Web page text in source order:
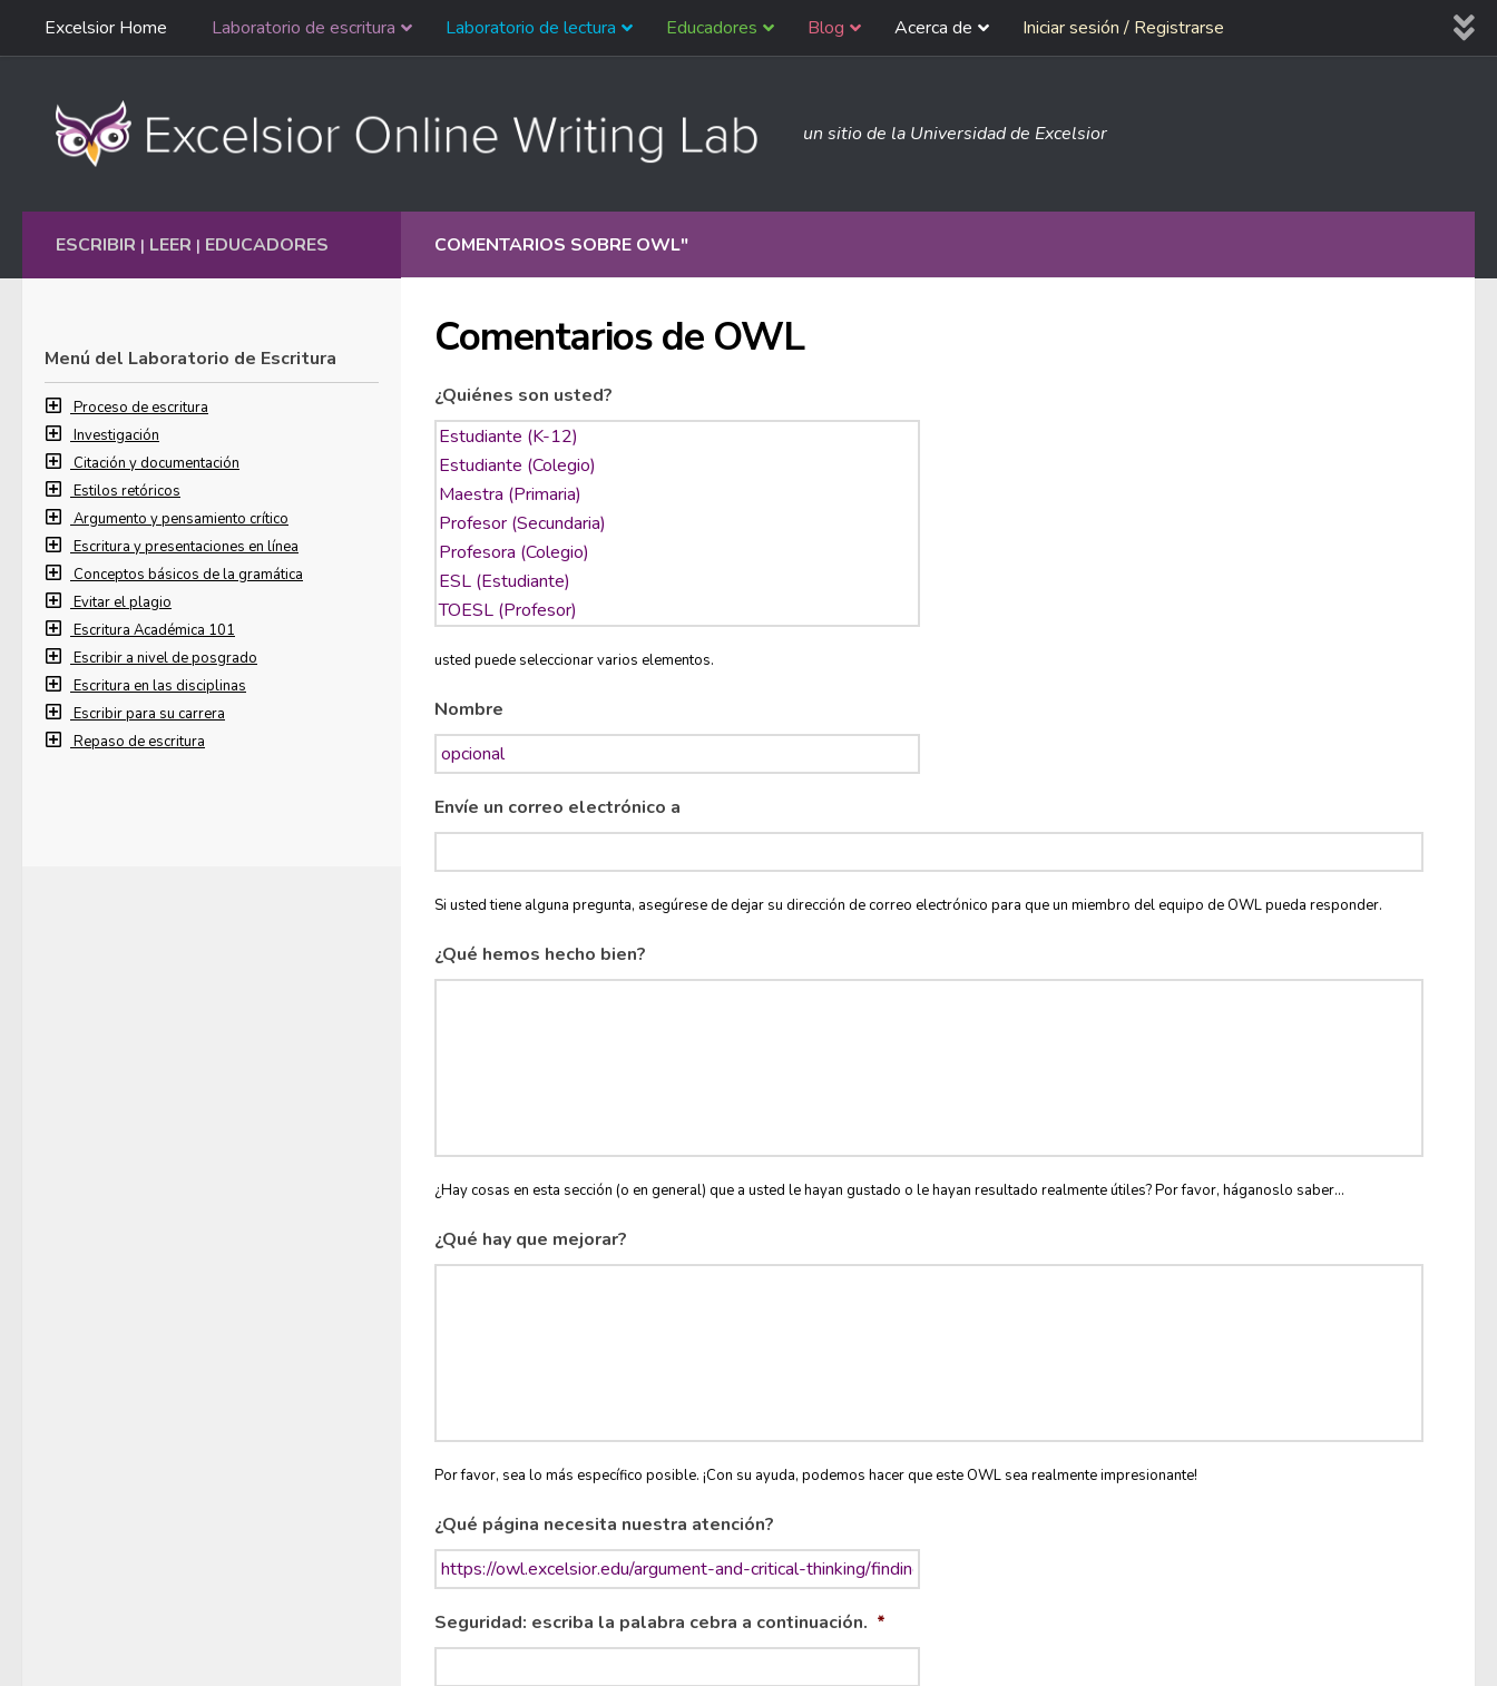
Ir al contenido
navegación
Excelsior Home Laboratorio de escritura Laboratorio de lectura Educadores Blog Acerca de Iniciar sesión / Registrarse
un sitio de la Universidad de Excelsior
COMENTARIOS SOBRE OWL"
Comentarios de OWL
¿Quiénes son usted?
usted puede seleccionar varios elementos.
Nombre
Envíe un correo electrónico a
Si usted tiene alguna pregunta, asegúrese de dejar su dirección de correo electrónico para que un miembro del equipo de OWL pueda responder.
¿Qué hemos hecho bien?
¿Hay cosas en esta sección (o en general) que a usted le hayan gustado o le hayan resultado realmente útiles? Por favor, háganoslo saber...
¿Qué hay que mejorar?
Por favor, sea lo más específico posible. ¡Con su ayuda, podemos hacer que este OWL sea realmente impresionante!
¿Qué página necesita nuestra atención?
Seguridad: escriba la palabra cebra a continuación. *
ESCRIBIR | LEER | EDUCADORES
Menú del Laboratorio de Escritura
Proceso de escritura
Investigación
Citación y documentación
Estilos retóricos
Argumento y pensamiento crítico
Escritura y presentaciones en línea
Conceptos básicos de la gramática
Evitar el plagio
Escritura Académica 101
Escribir a nivel de posgrado
Escritura en las disciplinas
Escribir para su carrera
Repaso de escritura